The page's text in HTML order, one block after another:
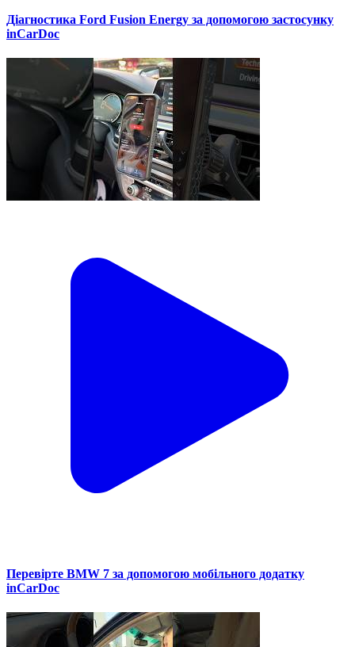
Діагностика Ford Fusion Energy за допомогою застосунку
inCarDoc
Перевірте BMW 7 за допомогою мобільного додатку
inCarDoc